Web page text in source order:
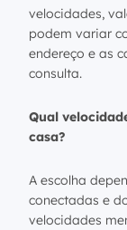
velocidades,
podem variar
endereço e as
consulta.
Qual
casa?
A escolha
conectadas e
velocidades